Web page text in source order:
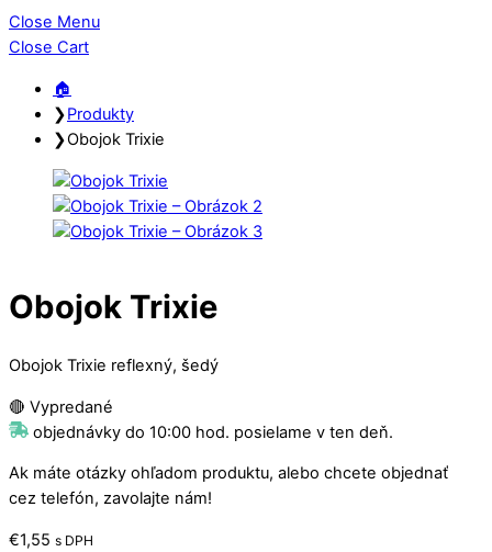
Close Menu
Close Cart
🏠︎
❯Produkty
❯Obojok Trixie
Obojok Trixie
Obojok Trixie reflexný, šedý
🔴 Vypredané
objednávky do 10:00 hod. posielame v ten deň.
Ak máte otázky ohľadom produktu, alebo chcete objednať
cez telefón, zavolajte nám!
€1,55 s DPH